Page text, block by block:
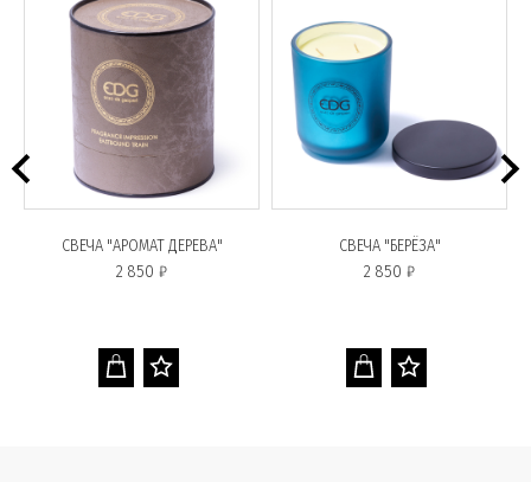
СВЕЧА "АРОМАТ ДЕРЕВА"
2 850 ₽
СВЕЧА "БЕРЁЗА"
2 850 ₽